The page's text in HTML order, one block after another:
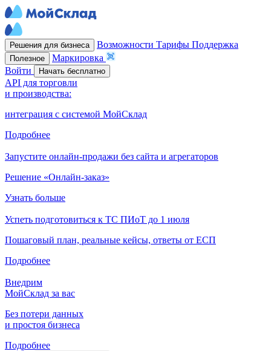
Решения для бизнеса Возможности Тарифы Поддержка
Полезное
Маркировка
Войти
Начать бесплатно
API для торговли
и производства:
интеграция с системой МойСклад
Подробнее
Запустите онлайн-продажи без сайта и агрегаторов
Решение «Онлайн-заказ»
Узнать больше
Успеть подготовиться к ТС ПИоТ до 1 июля
Пошаговый план, реальные кейсы, ответы от ЕСП
Подробнее
Внедрим
МойСклад за вас
Без потери данных
и простоя бизнеса
Подробнее